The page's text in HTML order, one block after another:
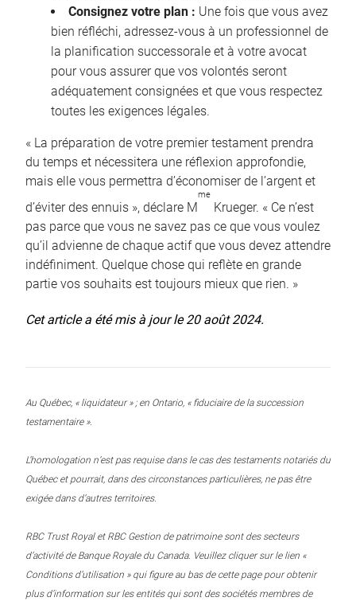
Consignez votre plan : Une fois que vous avez
bien réfléchi, adressez-vous à un professionnel de
la planification successorale et à votre avocat
pour vous assurer que vos volontés seront
adéquatement consignées et que vous respectez
toutes les exigences légales.
« La préparation de votre premier testament prendra
du temps et nécessitera une réflexion approfondie,
mais elle vous permettra d’économiser de l’argent et
d’éviter des ennuis », déclare M
me
Krueger. « Ce n’est
pas parce que vous ne savez pas ce que vous voulez
qu’il advienne de chaque actif que vous devez attendre
indéfiniment. Quelque chose qui reflète en grande
partie vos souhaits est toujours mieux que rien. »
Cet article a été mis à jour le 20 août 2024.
Au Québec, « liquidateur » ; en Ontario, « fiduciaire de la succession
testamentaire ».
L’homologation n’est pas requise dans le cas des testaments notariés du
Québec et pourrait, dans des circonstances particulières, ne pas être
exigée dans d’autres territoires.
RBC Trust Royal et RBC Gestion de patrimoine sont des secteurs
d’activité de Banque Royale du Canada. Veuillez cliquer sur le lien «
Conditions d’utilisation » qui figure au bas de cette page pour obtenir
plus d’information sur les entités qui sont des sociétés membres de